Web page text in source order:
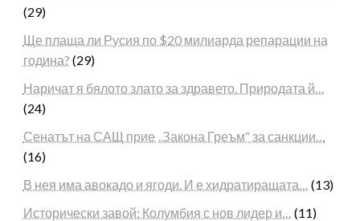
(29)
Ще плаща ли Русия по $20 милиарда репарации на
година? (29)
Наричат я бялото злато за здравето. Природата й…
(24)
Сенатът на САЩ прие „Закона Греъм“ за санкции…
(16)
В нея има авокадо и ягоди. И е хидратиращата…
(13)
Исторически завой: Колумбия с нов лидер и…
(11)